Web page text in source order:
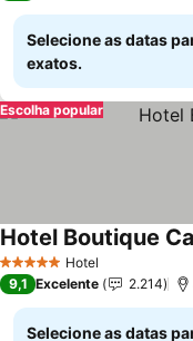
Selecione as datas
exatos.
Escolha popular
5 Estrelas Hotel
Hotel Boutique
9,1 Excelente 2.214
Selecione as datas